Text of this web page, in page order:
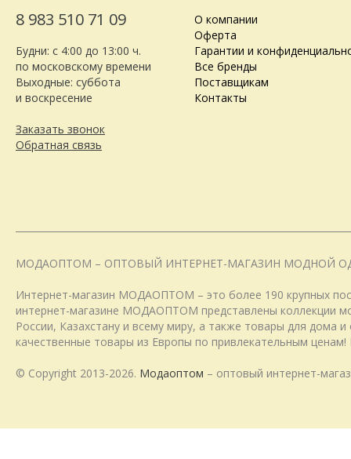
8 983 510 71 09
Будни: с 4:00 до 13:00 ч.
по московскому времени
Выходные: суббота
и воскресение
Заказать звонок
Обратная связь
О компании
Оферта
Гарантии и
Все бренды
Поставщикам
Контакты
МОДАОПТОМ – ОПТОВЫЙ ИНТЕРНЕТ-МАГАЗИН МОДНОЙ
Интернет-магазин МОДАОПТОМ – это более 190 крупных
интернет-магазине МОДАОПТОМ представлены коллекции
России, Казахстану и всему миру, а также товары для дома
качественные товары из Европы по привлекательным
© Copyright 2013-2026. Модаоптом – оптовый интернет-